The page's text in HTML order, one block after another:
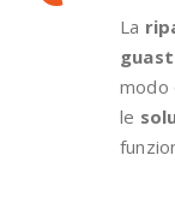
La
modo
le